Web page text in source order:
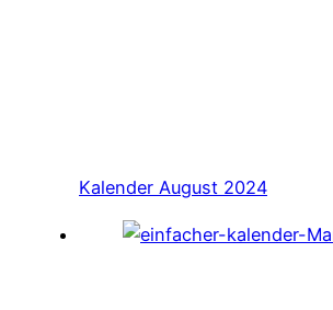
Kalender August 2024